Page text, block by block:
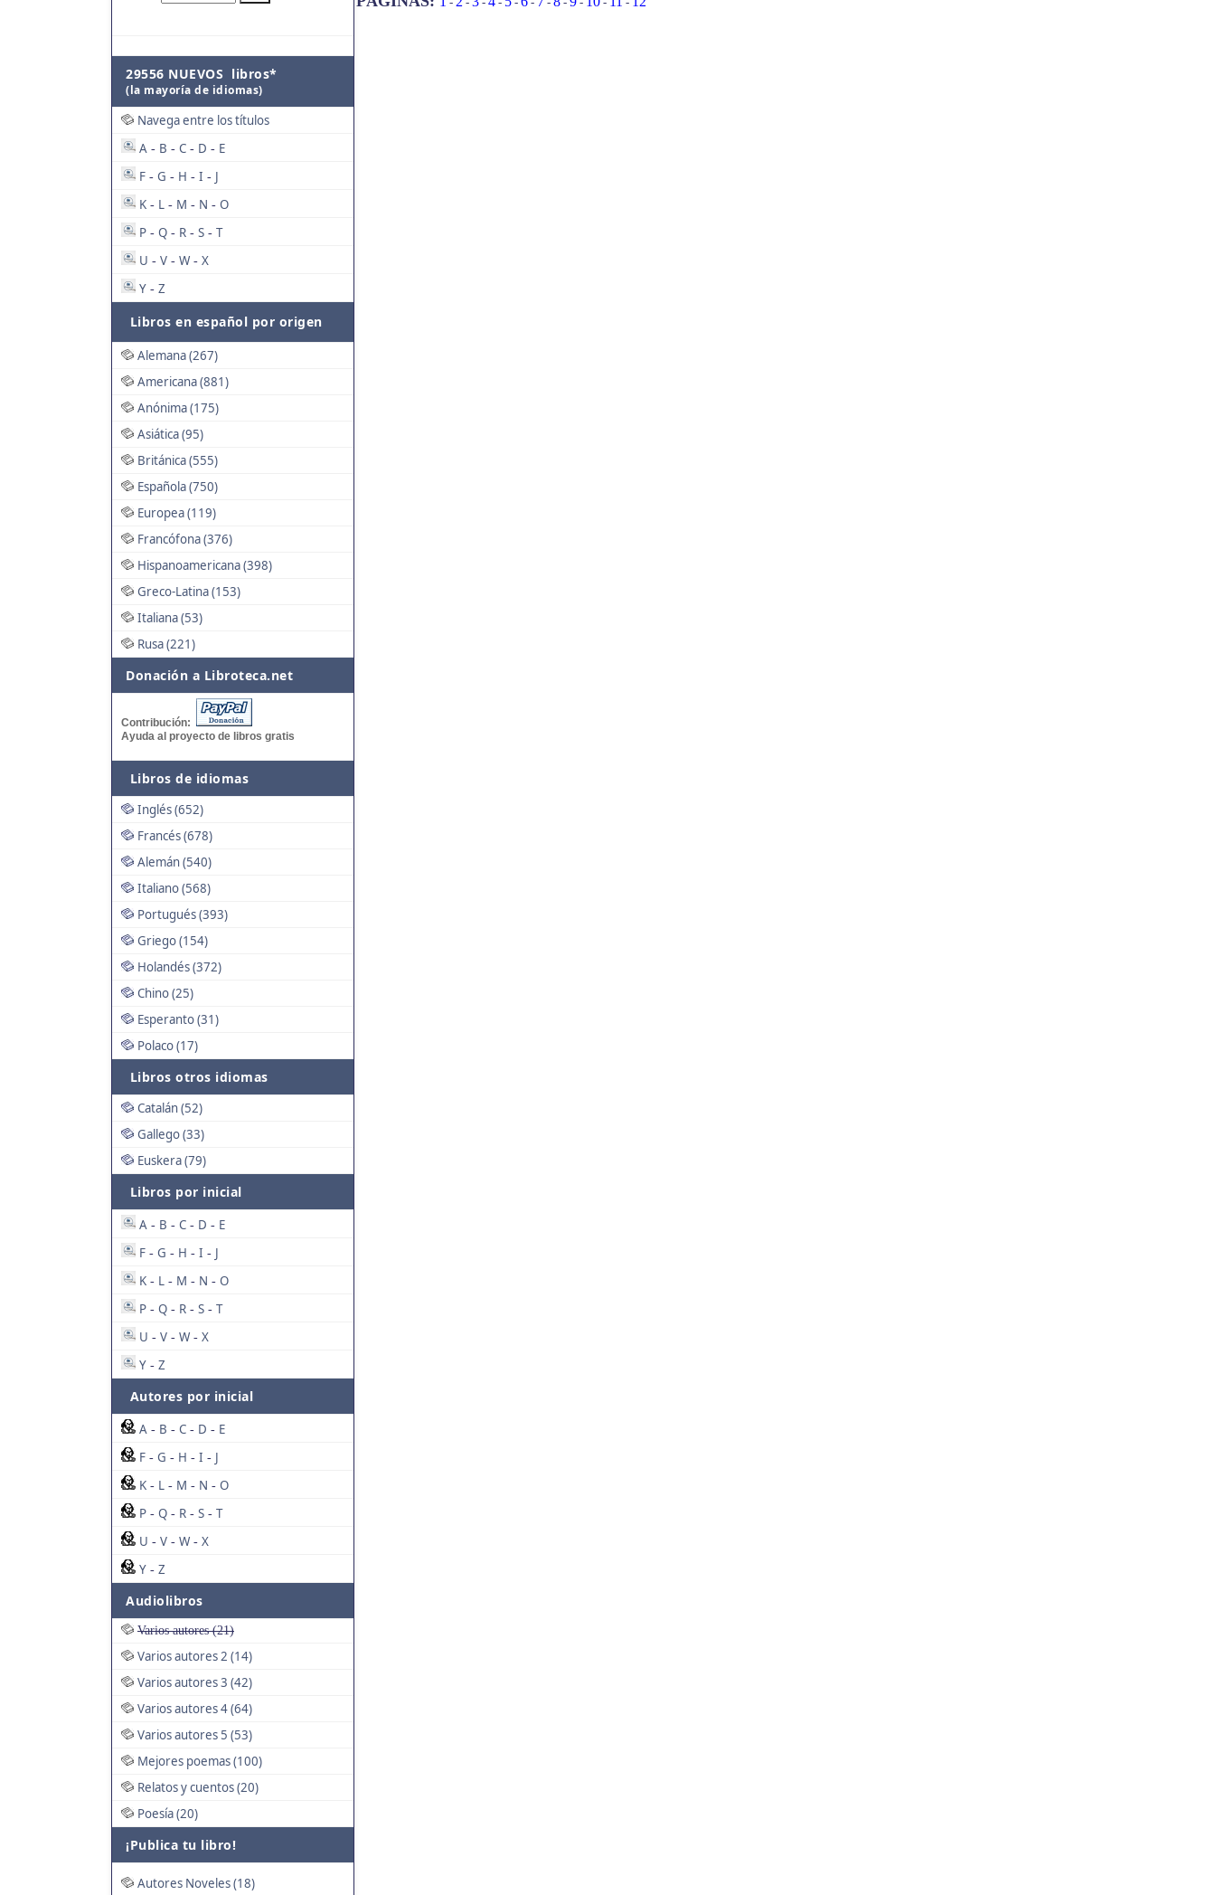
29556 NUEVOS libros*
(la mayoría de idiomas)
Navega entre los títulos
A - B - C - D - E
F - G - H - I - J
K - L - M - N - O
P - Q - R - S - T
U - V - W - X
Y - Z
Libros en español por origen
Alemana (267)
Americana (881)
Anónima (175)
Asiática (95)
Británica (555)
Española (750)
Europea (119)
Francófona (376)
Hispanoamericana (398)
Greco-Latina (153)
Italiana (53)
Rusa (221)
Donación a Libroteca.net
Contribución:
Ayuda al proyecto de libros gratis
Libros de idiomas
Inglés (652)
Francés (678)
Alemán (540)
Italiano (568)
Portugués (393)
Griego (154)
Holandés (372)
Chino (25)
Esperanto (31)
Polaco (17)
Libros otros idiomas
Catalán (52)
Gallego (33)
Euskera (79)
Libros por inicial
A - B - C - D - E
F - G - H - I - J
K - L - M - N - O
P - Q - R - S - T
U - V - W - X
Y - Z
Autores por inicial
A - B - C - D - E
F - G - H - I - J
K - L - M - N - O
P - Q - R - S - T
U - V - W - X
Y - Z
Audiolibros
Varios autores (21)
Varios autores 2 (14)
Varios autores 3 (42)
Varios autores 4 (64)
Varios autores 5 (53)
Mejores poemas (100)
Relatos y cuentos (20)
Poesía (20)
¡Publica tu libro!
Autores Noveles (18)